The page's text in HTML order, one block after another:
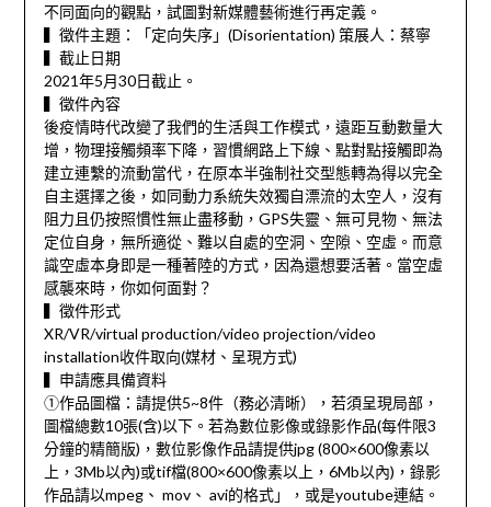
不同面向的觀點，試圖對新媒體藝術進行再定義。
▍徵件主題：「定向失序」(Disorientation) 策展人：蔡寧
▍截止日期
2021年5月30日截止。
▍徵件內容
後疫情時代改變了我們的生活與工作模式，遠距互動數量大
增，物理接觸頻率下降，習慣網路上下線、點對點接觸即為
建立連繫的流動當代，在原本半強制社交型態轉為得以完全
自主選擇之後，如同動力系統失效獨自漂流的太空人，沒有
阻力且仍按照慣性無止盡移動，GPS失靈、無可見物、無法
定位自身，無所適從、難以自處的空洞、空隙、空虛。而意
識空虛本身即是一種著陸的方式，因為還想要活著。當空虛
感襲來時，你如何面對？
▍徵件形式
XR/VR/virtual production/video projection/video
installation收件取向(媒材、呈現方式)
▍申請應具備資料
①作品圖檔：請提供5~8件（務必清晰），若須呈現局部，
圖檔總數10張(含)以下。若為數位影像或錄影作品(每件限3
分鐘的精簡版)，數位影像作品請提供jpg (800×600像素以
上，3Mb以內)或tif檔(800×600像素以上，6Mb以內)，錄影
作品請以mpeg、 mov、 avi的格式」，或是youtube連結。